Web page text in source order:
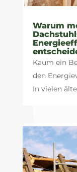
Warum
Kaum ein
den
In vielen